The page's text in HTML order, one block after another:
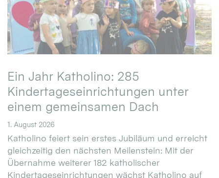
Ein Jahr Katholino: 285
Kindertageseinrichtungen unter
einem gemeinsamen Dach
1. August 2026
Katholino feiert sein erstes Jubiläum und erreicht
gleichzeitig den nächsten Meilenstein: Mit der
Übernahme weiterer 182 katholischer
Kindertageseinrichtungen wächst Katholino auf